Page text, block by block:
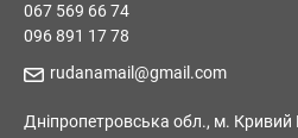
067 569 66 74
096 891 17 78
rudanamail@gmail.com
Дніпропетровська обл., м. Кривий